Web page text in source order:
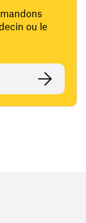
ou le